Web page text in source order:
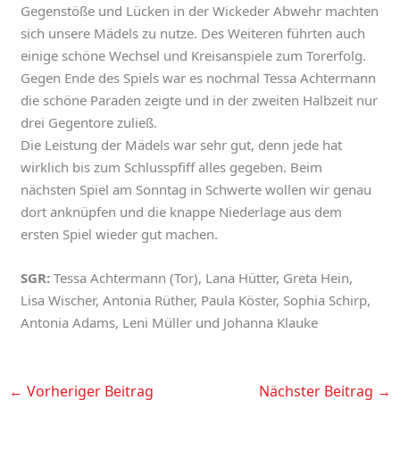
Gegenstöße und Lücken in der Wickeder Abwehr machten
sich unsere Mädels zu nutze. Des Weiteren führten auch
einige schöne Wechsel und Kreisanspiele zum Torerfolg.
Gegen Ende des Spiels war es nochmal Tessa Achtermann
die schöne Paraden zeigte und in der zweiten Halbzeit nur
drei Gegentore zuließ.
Die Leistung der Mädels war sehr gut, denn jede hat
wirklich bis zum Schlusspfiff alles gegeben. Beim
nächsten Spiel am Sonntag in Schwerte wollen wir genau
dort anknüpfen und die knappe Niederlage aus dem
ersten Spiel wieder gut machen.
SGR: Tessa Achtermann (Tor), Lana Hütter, Greta Hein,
Lisa Wischer, Antonia Rüther, Paula Köster, Sophia Schirp,
Antonia Adams, Leni Müller und Johanna Klauke
← Vorheriger Beitrag Nächster Beitrag →